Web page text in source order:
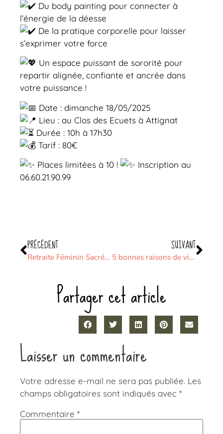
Du body painting pour connecter à
l’énergie de la déesse
De la pratique corporelle pour laisser
s’exprimer votre force
Un espace puissant de sororité pour
repartir alignée, confiante et ancrée dans
votre puissance !
Date : dimanche 18/05/2025
Lieu : au Clos des Ecuets à Attignat
Durée : 10h à 17h30
Tarif : 80€
Places limitées à 10 !
Inscription au
06.60.21.90.99
PRÉCÉDENT
Retraite Féminin Sacré : Se réapproprier son corps et honorer son histoire
SUIVANT
5 bonnes raisons de vivre une retraite de féminin sacré
Partager cet article
Laisser un commentaire
Votre adresse e-mail ne sera pas publiée. Les
champs obligatoires sont indiqués avec *
Commentaire *